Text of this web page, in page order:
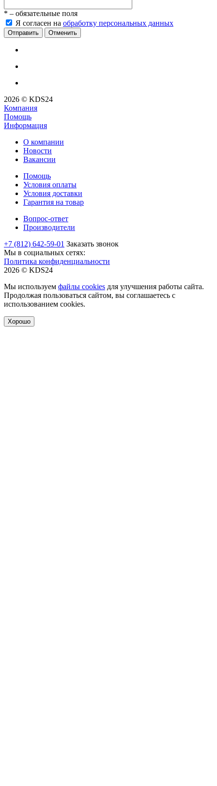
* – обязательные поля
Я согласен на обработку персональных данных
Отменить
2026 © KDS24
Компания
Помощь
Информация
О компании
Новости
Вакансии
Помощь
Условия оплаты
Условия доставки
Гарантия на товар
Вопрос-ответ
Производители
+7 (812) 642-59-01 Заказать звонок
Мы в социальных сетях:
Политика конфиденциальности
2026 © KDS24
Мы используем файлы cookies для улучшения работы сайта.
Продолжая пользоваться сайтом, вы соглашаетесь с
использованием cookies.
Хорошо